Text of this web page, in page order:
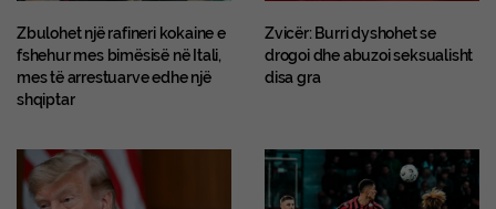
Zbulohet një rafineri kokaine e
fshehur mes bimësisë në Itali,
mes të arrestuarve edhe një
shqiptar
Zvicër: Burri dyshohet se
drogoi dhe abuzoi seksualisht
disa gra